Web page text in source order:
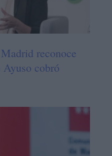
reconoce
Ayuso cobró